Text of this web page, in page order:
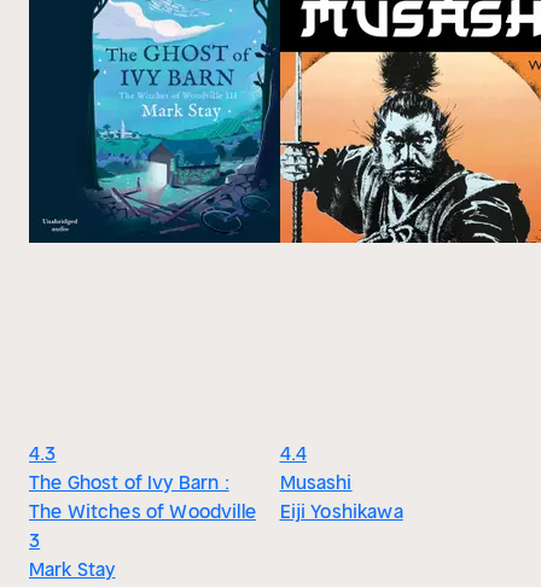
4.3
The Ghost of Ivy Barn :
The Witches of Woodville
3
Mark Stay
4.4
Musashi
Eiji Yoshikawa